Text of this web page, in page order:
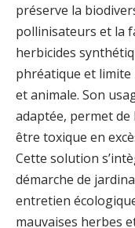
préserve la
pollinisateurs et la
herbicides
phréatique et limite
et animale. Son
adaptée, permet de
être toxique en
Cette solution
démarche de
entretien
mauvaises herbes